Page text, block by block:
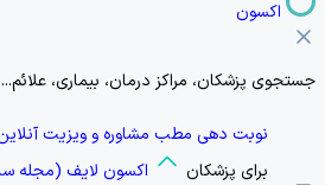
اکسون
جستجوی پزشکان، مراکز درمان، بیماری، علائم...
نوبت دهی مطب مشاوره و ویزیت
برای پزشکان
اکسون لایف (مجله